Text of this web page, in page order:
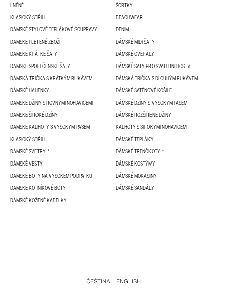
LNĚNÉ
ŠORTKY
KLASICKÝ STŘIH
BEACHWEAR
DÁMSKÉ STYLOVÉ TEPLÁKOVÉ SOUPRAVY
DENIM
DÁMSKÉ PLETENÉ ZBOŽÍ
DÁMSKÉ MIDI ŠATY
DÁMSKÉ KRÁTKÉ ŠATY
DÁMSKÉ OVERALY
DÁMSKÉ SPOLEČENSKÉ ŠATY
DÁMSKÉ ŠATY PRO SVATEBNÍ HOSTY
DÁMSKÁ TRIČKA S KRÁTKÝM RUKÁVEM
DÁMSKÁ TRIČKA S DLOUHÝM RUKÁVEM
DÁMSKÉ HALENKY
DÁMSKÉ SATÉNOVÉ KOŠILE
DÁMSKÉ DŽÍNY S ROVNÝMI NOHAVICEMI
DÁMSKÉ DŽÍNY S VYSOKÝM PASEM
DÁMSKÉ ŠIROKÉ DŽÍNY
DÁMSKÉ ROZŠÍŘENÉ DŽÍNY
DÁMSKÉ KALHOTY S VYSOKÝM PASEM
KALHOTY S ŠIROKÝMI NOHAVICEMI
KLASICKÝ STŘIH
DÁMSKÉ TEPLÁKY
DÁMSKÉ SVETRY .*
DÁMSKÉ TRENČKOTY .*
DÁMSKÉ VESTY
DÁMSKÉ KOSTÝMY
DÁMSKÉ BOTY NA VYSOKÉM PODPATKU
DÁMSKÉ MOKASÍNY
DÁMSKÉ KOTNÍKOVÉ BOTY
DÁMSKÉ SANDÁLY
DÁMSKÉ KOŽENÉ KABELKY
ČEŠTINA ENGLISH